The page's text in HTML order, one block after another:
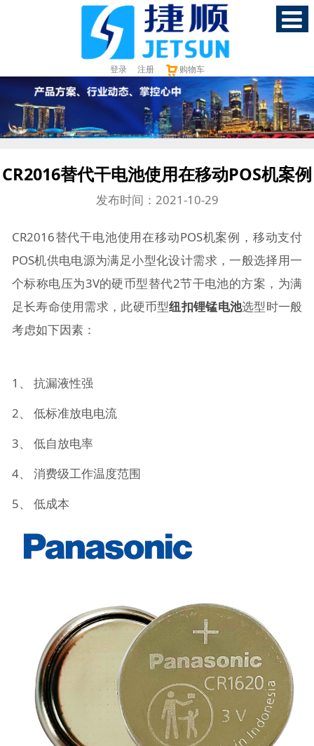
登录 注册 购物车
CR2016替代干电池使用在移动POS机案例
发布时间：2021-10-29
CR2016替代干电池使用在移动POS机案例，移动支付
POS机供电电源为满足小型化设计需求，一般选择用一
个标称电压为3V的硬币型替代2节干电池的方案，为满
足长寿命使用需求，此硬币型纽扣锂锰电池选型时一般
考虑如下因素：
1、 抗漏液性强
2、 低标准放电电流
3、 低自放电率
4、 消费级工作温度范围
5、 低成本